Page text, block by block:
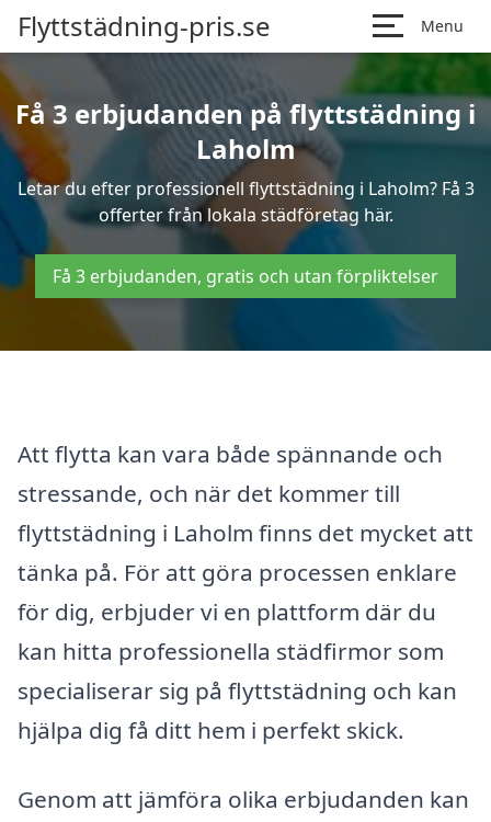
Flyttstädning-pris.se Menu
Få 3 erbjudanden på flyttstädning i
Laholm
Letar du efter professionell flyttstädning i Laholm? Få 3
offerter från lokala städföretag här.
Få 3 erbjudanden, gratis och utan förpliktelser
Att flytta kan vara både spännande och
stressande, och när det kommer till
flyttstädning i Laholm finns det mycket att
tänka på. För att göra processen enklare
för dig, erbjuder vi en plattform där du
kan hitta professionella städfirmor som
specialiserar sig på flyttstädning och kan
hjälpa dig få ditt hem i perfekt skick.
Genom att jämföra olika erbjudanden kan